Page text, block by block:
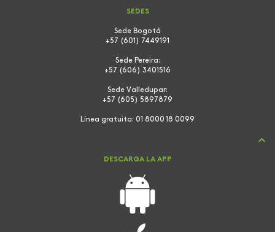
SEDES
Sede Bogotá
+57 (601) 7449191
Sede Pereira:
+57 (606) 3401516
Sede Valledupar:
+57 (605) 5897879
Línea gratuita: 01 8000 18 0099
DESCARGA LA APP